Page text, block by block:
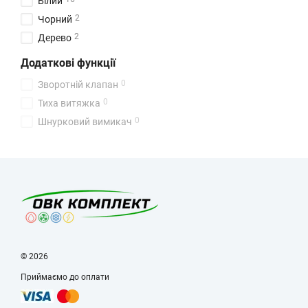
Чорний 2
Дерево 2
Додаткові функції
Зворотній клапан 0
Тиха витяжка 0
Шнурковий вимикач 0
© 2026
Приймаємо до оплати